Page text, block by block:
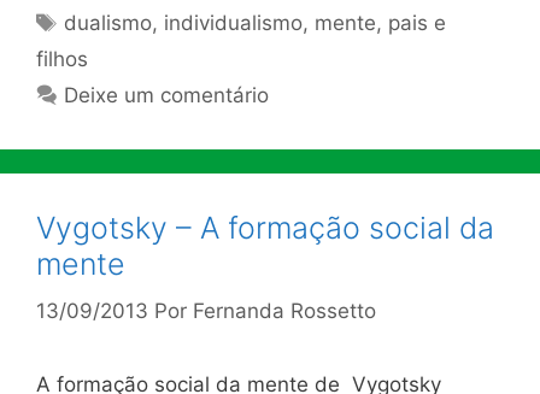
Tags
dualismo, individualismo, mente, pais e
filhos
Deixe um comentário
Vygotsky – A formação social da
mente
13/09/2013 Por Fernanda Rossetto
A formação social da mente de Vygotsky